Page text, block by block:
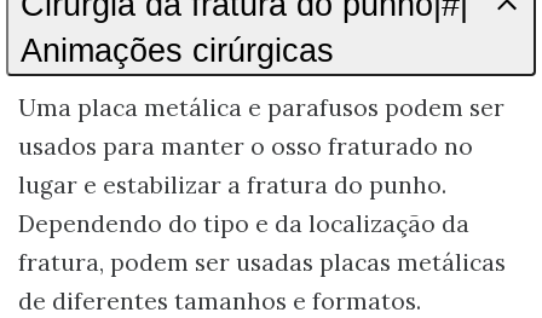
Animações cirúrgicas
Uma placa metálica e parafusos podem ser
usados para manter o osso fraturado no
lugar e estabilizar a fratura do punho.
Dependendo do tipo e da localização da
fratura, podem ser usadas placas metálicas
de diferentes tamanhos e formatos.